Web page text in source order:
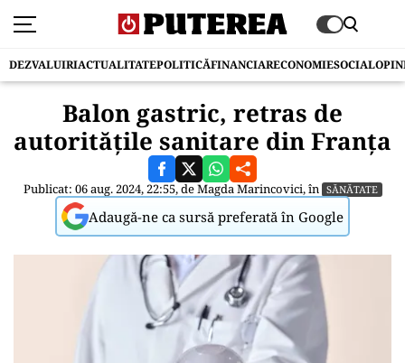
DEZVALUIRIACTUALITATEPOLITICĂFINANCIARECONOMIESOCIAL
Balon gastric, retras de
autoritățile sanitare din Franța
Publicat: 06 aug. 2024, 22:55, deMagda Marincovici, în SĂNĂTATE
Adaugă-ne ca sursă preferată în Google